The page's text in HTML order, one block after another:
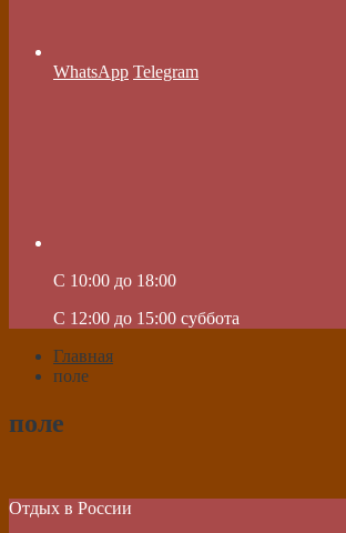
WhatsApp Telegram
C 10:00 до 18:00
C 12:00 до 15:00 суббота
Главная
поле
поле
Отдых в России